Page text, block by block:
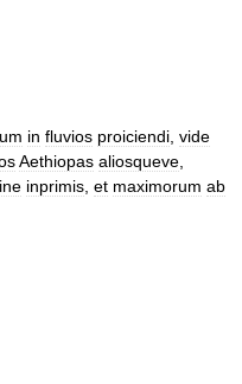
in fluvios proiciendi vide
Aethiopas aliosqueve
inprimis et maximorum ab